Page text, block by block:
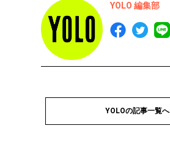
YOLO 編集部
YOLOの記事一覧へ